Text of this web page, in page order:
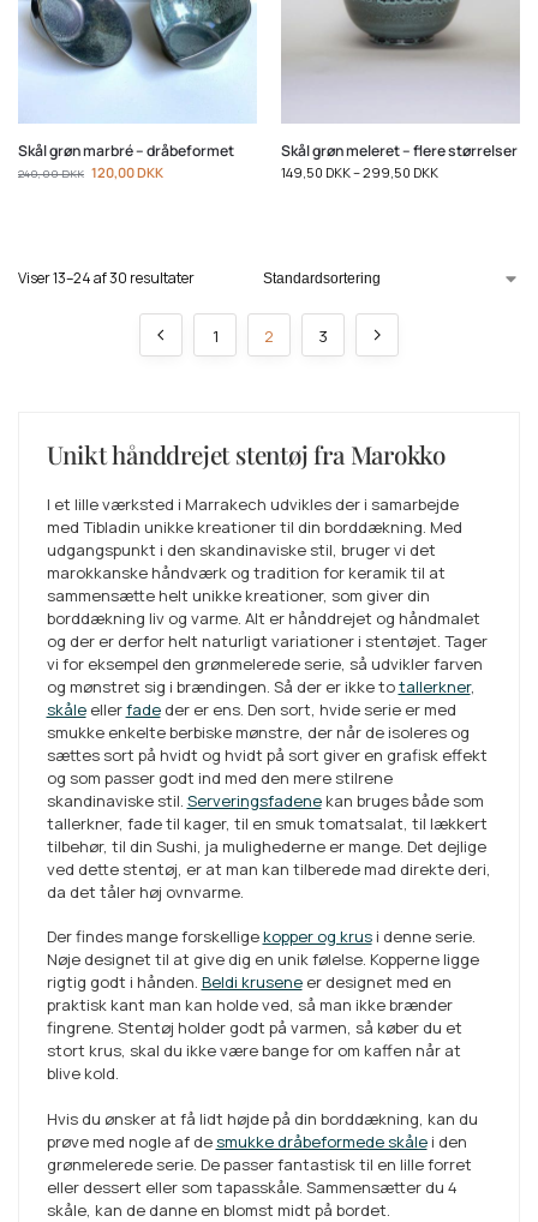
Skål grøn marbré – dråbeformet
240,00DKK 120,00DKK
Skål grøn meleret – flere størrelser
149,50 DKK–299,50 DKK
Viser 13–24 af 30 resultater
1 2 3
Unikt hånddrejet stentøj fra Marokko
I et lille værksted i Marrakech udvikles der i samarbejde
med Tibladin unikke kreationer til din borddækning. Med
udgangspunkt i den skandinaviske stil, bruger vi det
marokkanske håndværk og tradition for keramik til at
sammensætte helt unikke kreationer, som giver din
borddækning liv og varme. Alt er hånddrejet og håndmalet
og der er derfor helt naturligt variationer i stentøjet. Tager
vi for eksempel den grønmelerede serie, så udvikler farven
og mønstret sig i brændingen. Så der er ikke totallerkner,
skåleellerfadeder er ens. Den sort, hvide serie er med
smukke enkelte berbiske mønstre, der når de isoleres og
sættes sort på hvidt og hvidt på sort giver en grafisk effekt
og som passer godt ind med den mere stilrene
skandinaviske stil. Serveringsfadenekan bruges både som
tallerkner, fade til kager, til en smuk tomatsalat, til lækkert
tilbehør, til din Sushi, ja mulighederne er mange. Det dejlige
ved dette stentøj, er at man kan tilberede mad direkte deri,
da det tåler høj ovnvarme.
Der findes mange forskelligekopper og krusi denne serie.
Nøje designet til at give dig en unik følelse. Kopperne ligge
rigtig godt i hånden. Beldi kruseneer designet med en
praktisk kant man kan holde ved, så man ikke brænder
fingrene. Stentøj holder godt på varmen, så køber du et
stort krus, skal du ikke være bange for om kaffen når at
blive kold.
Hvis du ønsker at få lidt højde på din borddækning, kan du
prøve med nogle af desmukke dråbeformede skålei den
grønmelerede serie. De passer fantastisk til en lille forret
eller dessert eller som tapasskåle. Sammensætter du 4
skåle, kan de danne en blomst midt på bordet.